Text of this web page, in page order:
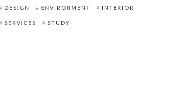
DESIGN ENVIRONMENT INTERIOR
SERVICES STUDY